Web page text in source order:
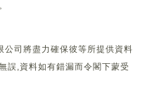
公司將盡力確保彼等所提供資料
誤,資料如有錯漏而令閣下蒙受